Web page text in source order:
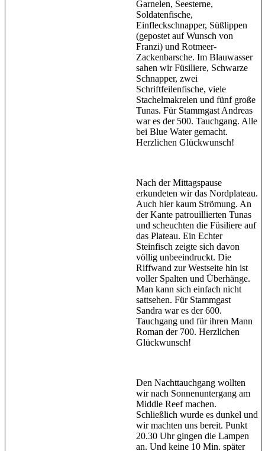
Garnelen, Seesterne,
Soldatenfische,
Einfleckschnapper, Süßlippen
(gepostet auf Wunsch von
Franzi) und Rotmeer-
Zackenbarsche. Im Blauwasser
sahen wir Füsiliere, Schwarze
Schnapper, zwei
Schriftfeilenfische, viele
Stachelmakrelen und fünf große
Tunas. Für Stammgast Andreas
war es der 500. Tauchgang. Alle
bei Blue Water gemacht.
Herzlichen Glückwunsch!
Nach der Mittagspause
erkundeten wir das Nordplateau.
Auch hier kaum Strömung. An
der Kante patrouillierten Tunas
und scheuchten die Füsiliere auf
das Plateau. Ein Echter
Steinfisch zeigte sich davon
völlig unbeeindruckt. Die
Riffwand zur Westseite hin ist
voller Spalten und Überhänge.
Man kann sich einfach nicht
sattsehen. Für Stammgast
Sandra war es der 600.
Tauchgang und für ihren Mann
Roman der 700. Herzlichen
Glückwunsch!
Den Nachttauchgang wollten
wir nach Sonnenuntergang am
Middle Reef machen.
Schließlich wurde es dunkel und
wir machten uns bereit. Punkt
20.30 Uhr gingen die Lampen
an. Und keine 10 Min. später